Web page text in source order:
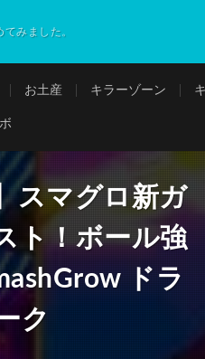
みました。
お土産 キラーゾーン
スマグロ新ガ
ト！ボール強
ドラ
ク